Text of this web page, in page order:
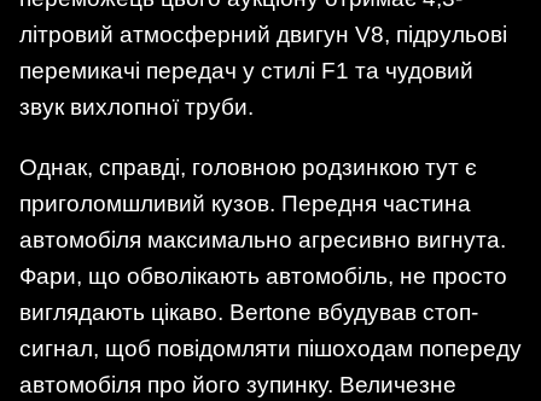
літровий атмосферний двигун V8, підрульові
перемикачі передач у стилі F1 та чудовий
звук вихлопної труби.
Однак, справді, головною родзинкою тут є
приголомшливий кузов. Передня частина
автомобіля максимально агресивно вигнута.
Фари, що обволікають автомобіль, не просто
виглядають цікаво. Bertone вбудував стоп-
сигнал, щоб повідомляти пішоходам попереду
автомобіля про його зупинку. Величезне